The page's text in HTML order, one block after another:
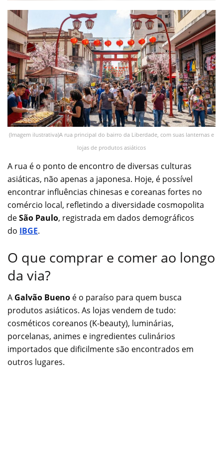
(Imagem ilustrativa)A rua principal do bairro da Liberdade, com suas lanternas e
lojas de produtos asiáticos
A rua é o ponto de encontro de diversas culturas
asiáticas, não apenas a japonesa. Hoje, é possível
encontrar influências chinesas e coreanas fortes no
comércio local, refletindo a diversidade cosmopolita
deSão Paulo, registrada em dados demográficos
do IBGE.
O que comprar e comer ao longo
da via?
A Galvão Bueno é o paraíso para quem busca
produtos asiáticos. As lojas vendem de tudo:
cosméticos coreanos (K-beauty), luminárias,
porcelanas, animes e ingredientes culinários
importados que dificilmente são encontrados em
outros lugares.